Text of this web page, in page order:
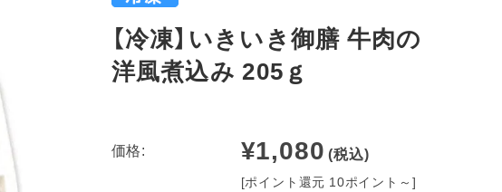
【冷凍】いきいき御膳 牛肉の
洋風煮込み 205ｇ
価格: ¥1,080 (税込)
[ポイント還元 10ポイント～]